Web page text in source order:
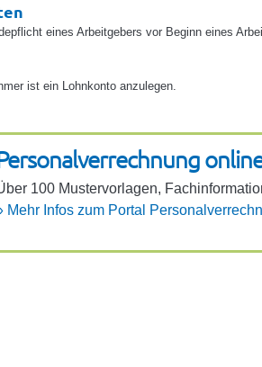
eines Arbeitgebers vor Beginn eines
ist ein Lohnkonto anzulegen.
100 Muster­vor­lagen,
Mehr Infos zum Portal